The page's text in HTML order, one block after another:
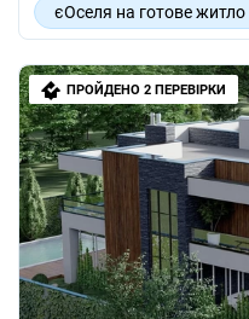
єОселя на готове житло
Наземний паркінг
Місця для відпочинку
ПРОЙДЕНО 2 ПЕРЕВІРКИ